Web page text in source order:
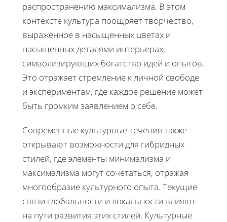
распространению максимализма. В этом
контексте культура поощряет творчество,
выраженное в насыщенных цветах и
насыщенных деталями интерьерах,
символизирующих богатство идей и опытов.
Это отражает стремление к личной свободе
и экспериментам, где каждое решение может
быть громким заявлением о себе.
Современные культурные течения также
открывают возможности для гибридных
стилей, где элементы минимализма и
максимализма могут сочетаться, отражая
многообразие культурного опыта. Текущие
связи глобальности и локальности влияют
на пути развития этих стилей. Культурные